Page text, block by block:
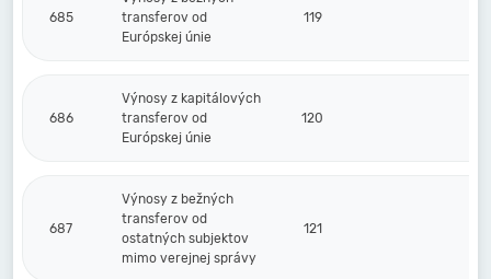
685
transferov od
Európskej únie
119
686
Výnosy z kapitálových
transferov od
Európskej únie
120
687
Výnosy z bežných
transferov od
ostatných subjektov
mimo verejnej správy
121